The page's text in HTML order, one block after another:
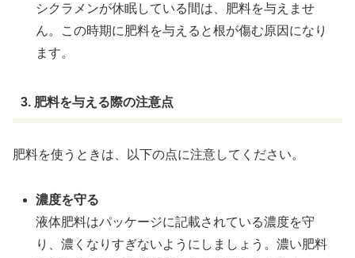
シクラメンが休眠している間は、肥料を与えませ
ん。この時期に肥料を与えると根が傷む原因になり
ます。
3. 肥料を与える際の注意点
肥料を使うときは、以下の点に注意してください。
濃度を守る
液体肥料はパッケージに記載されている濃度を守
り、濃くなりすぎないようにしましょう。濃い肥料